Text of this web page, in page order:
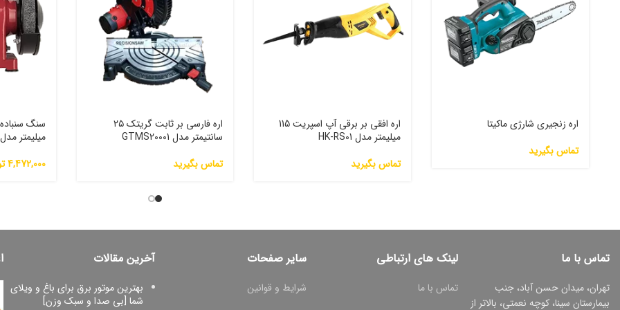
اره زنجیری شارژی ماکیتا
تماس بگیرید
اره افقی بر برقی آپ اسپریت 115
میلیمتر مدل HK-RS01
تماس بگیرید
اره فارسی بر ثابت گریتک ۲۵
سانتیمتر مدل GTMS20001
تماس بگیرید
میلیمتر مدل GD-125-1
4,472,000
تماس با ما
تهران، میدان حسن آباد، جنب
بیمارستان سینا، کوچه نعمتی، بالاتر از
لینک های ارتباطی
تماس با ما
سایر صفحات
شرایط و قوانین
آخرین مقالات
بهترین موتور برق برای باغ و ویلای
شما [بی صدا و سبک وزن]